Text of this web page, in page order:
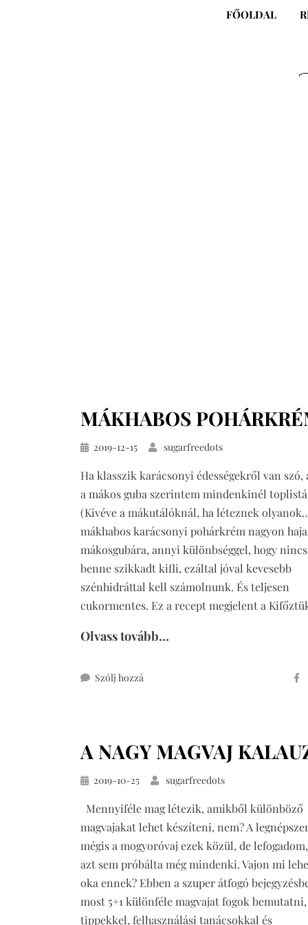
FŐOLDAL
MÁKHABOS
Közzétéve
2019-12-15 sugarfreedots
Ha klasszik karácsonyi édességekről van szó,
a mákos guba szerintem mindenkinél
(Kivéve a mákutálóknál, ha léteznek
mákhabos karácsonyi pohárkrém nagyon
mákosgubára, annyi különbséggel, hogy nincs
benne szikkadt kifli, ezáltal jóval kevesebb
szénhidráttal kell számolnunk. És teljesen
cukormentes. Ez a recept megjelent a
Olvass tovább...
Szólj hozzá
A NAGY MAGVAJ
Közzétéve
2019-10-25 sugarfreedots
Mennyiféle mag létezik, amikből különböző
magvajakat lehet készíteni, nem? A
mégis a mogyoróvaj ezek közül, de
azt sem próbálta még mindenki. Vajon mi
oka ennek? Ebben a szuper átfogó
most 5+1 különféle magvajat fogok bemutatni,
tippekkel, felhasználási tanácsokkal és